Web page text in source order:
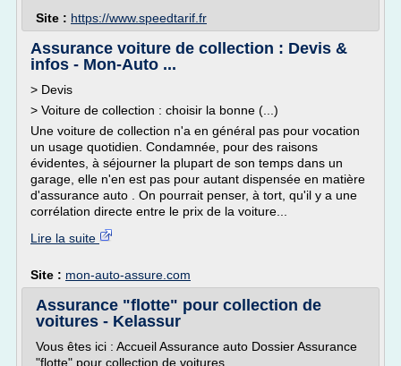
Site : https://www.speedtarif.fr
Assurance voiture de collection : Devis &
infos - Mon-Auto ...
> Devis
> Voiture de collection : choisir la bonne (...)
Une voiture de collection n'a en général pas pour vocation
un usage quotidien. Condamnée, pour des raisons
évidentes, à séjourner la plupart de son temps dans un
garage, elle n'en est pas pour autant dispensée en matière
d'assurance auto . On pourrait penser, à tort, qu'il y a une
corrélation directe entre le prix de la voiture...
Lire la suite
Site : mon-auto-assure.com
Assurance "flotte" pour collection de
voitures - Kelassur
Vous êtes ici : Accueil Assurance auto Dossier Assurance
"flotte" pour collection de voitures